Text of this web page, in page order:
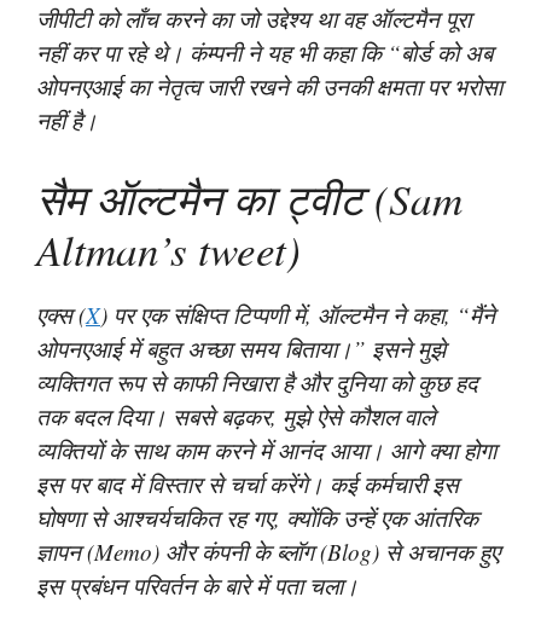
जीपीटी को लाँच करने का जो उद्देश्य था वह ऑल्टमैन पूरा
नहीं कर पा रहे थे। कंम्पनी ने यह भी कहा कि “बोर्ड को अब
ओपनएआई का नेतृत्व जारी रखने की उनकी क्षमता पर भरोसा
नहीं है।
सैम ऑल्टमैन का ट्वीट (Sam
Altman’s tweet)
एक्स (X) पर एक संक्षिप्त टिप्पणी में, ऑल्टमैन ने कहा, “मैंने
ओपनएआई में बहुत अच्छा समय बिताया।” इसने मुझे
व्यक्तिगत रूप से काफी निखारा है और दुनिया को कुछ हद
तक बदल दिया। सबसे बढ़कर, मुझे ऐसे कौशल वाले
व्यक्तियों के साथ काम करने में आनंद आया। आगे क्या होगा
इस पर बाद में विस्तार से चर्चा करेंगे। कई कर्मचारी इस
घोषणा से आश्चर्यचकित रह गए, क्योंकि उन्हें एक आंतरिक
ज्ञापन (Memo) और कंपनी के ब्लॉग (Blog) से अचानक हुए
इस प्रबंधन परिवर्तन के बारे में पता चला।